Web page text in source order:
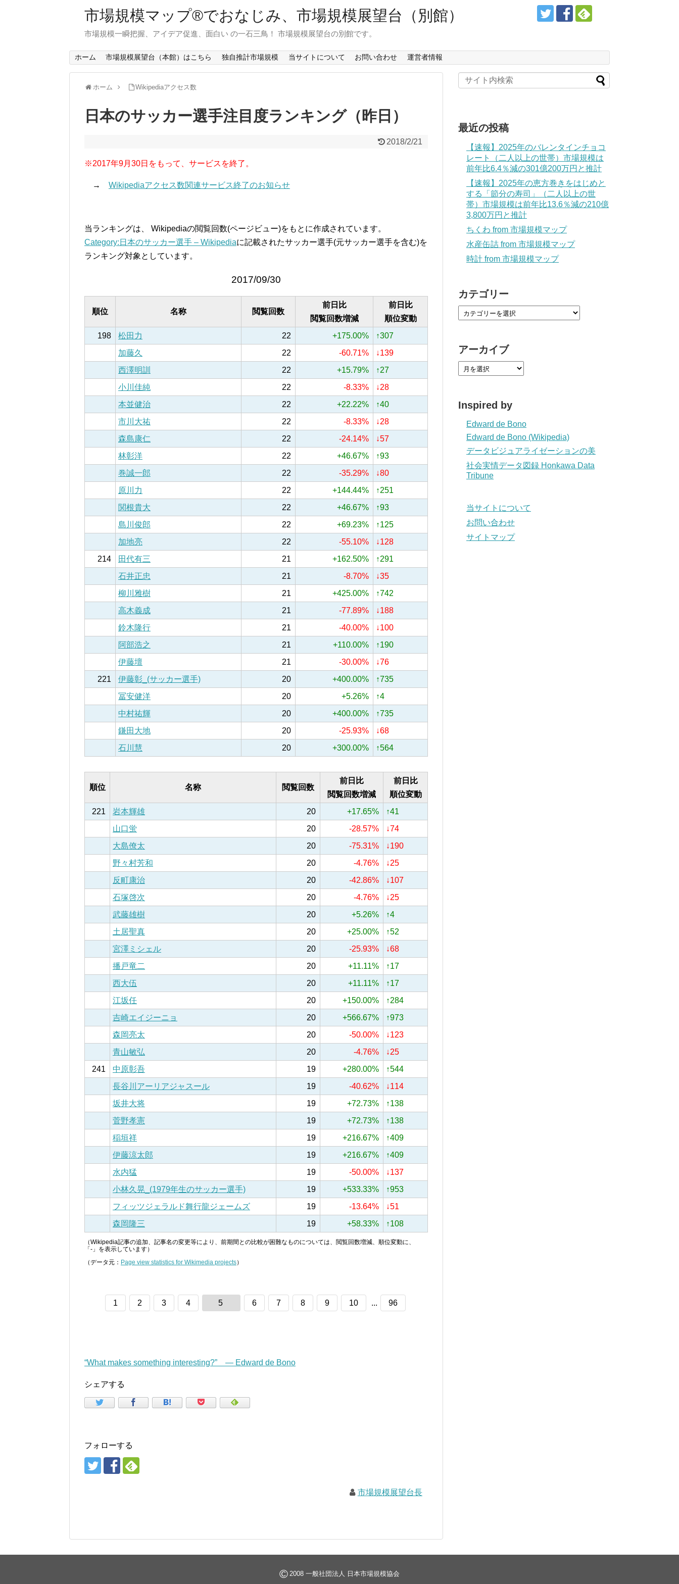
市場規模マップ®でおなじみ、市場規模展望台（別館）
市場規模一瞬把握、アイデア促進、面白い の一石三鳥！ 市場規模展望台の別館です。
ホーム 市場規模展望台（本館）はこちら 独自推計市場規模 当サイトについて お問い合わせ 運営者情報
ホーム Wikipediaアクセス数
日本のサッカー選手注目度ランキング（昨日）
2018/2/21
※2017年9月30日をもって、サービスを終了。
→ Wikipediaアクセス数関連サービス終了のお知らせ
当ランキングは、 Wikipediaの閲覧回数(ページビュー)をもとに作成されています。
Category:日本のサッカー選手 – Wikipediaに記載されたサッカー選手(元サッカー選手を含む)を
ランキング対象としています。
2017/09/30
順位 名称 閲覧回数
前日比
閲覧回数増減
前日比
順位変動
198
松田力 22 +175.00%
↑307
加藤久
22 -60.71%
↓139
西澤明訓
22 +15.79%
↑27
小川佳純
22 -8.33%
↓28
本並健治
22 +22.22%
↑40
市川大祐
22 -8.33%
↓28
森島康仁
22 -24.14%
↓57
林彰洋
22 +46.67%
↑93
巻誠一郎
22 -35.29%
↓80
原川力
22 +144.44%
↑251
関根貴大
22 +46.67%
↑93
島川俊郎
22 +69.23%
↑125
加地亮
22 -55.10%
↓128
214
田代有三 21 +162.50%
↑291
石井正忠
21 -8.70%
↓35
柳川雅樹
21 +425.00%
↑742
高木義成
21 -77.89%
↓188
鈴木隆行
21 -40.00%
↓100
阿部浩之
21 +110.00%
↑190
伊藤壇
21 -30.00%
↓76
221
伊藤彰_(サッカー選手) 20 +400.00%
↑735
冨安健洋
20 +5.26%
↑4
中村祐輝
20 +400.00%
↑735
鎌田大地
20 -25.93%
↓68
石川慧
20 +300.00% ↑564
順位 名称 閲覧回数
前日比
閲覧回数増減
前日比
順位変動
221
岩本輝雄 20 +17.65%
↑41
山口蛍
20 -28.57%
↓74
大島僚太
20 -75.31%
↓190
野々村芳和
20 -4.76%
↓25
反町康治
20 -42.86%
↓107
石塚啓次
20 -4.76%
↓25
武藤雄樹
20 +5.26%
↑4
土居聖真
20 +25.00%
↑52
宮澤ミシェル
20 -25.93%
↓68
播戸竜二
20 +11.11%
↑17
西大伍
20 +11.11%
↑17
江坂任
20 +150.00%
↑284
吉崎エイジーニョ
20 +566.67%
↑973
森岡亮太
20 -50.00%
↓123
青山敏弘
20 -4.76%
↓25
241
中原彰吾 19 +280.00%
↑544
長谷川アーリアジャスール
19 -40.62%
↓114
坂井大将
19 +72.73%
↑138
菅野孝憲
19 +72.73%
↑138
稲垣祥
19 +216.67%
↑409
伊藤涼太郎
19 +216.67%
↑409
水内猛
19 -50.00%
↓137
小林久晃_(1979年生のサッカー選手)
19 +533.33%
↑953
フィッツジェラルド舞行龍ジェームズ
19 -13.64%
↓51
森岡隆三
19 +58.33% ↑108
（Wikipedia記事の追加、記事名の変更等により、前期間との比較が困難なものについては、閲覧回数増減、順位変動に、
「-」を表示しています）
（データ元： Page view statistics for Wikimedia projects）
1 2 3 4 5 6 7 8 9 10 ... 96
“What makes something interesting?” — Edward de Bono
シェアする
フォローする
市場規模展望台長
最近の投稿
【速報】2025年のバレンタインチョコ
レート（二人以上の世帯）市場規模は
前年比6.4％減の301億200万円と推計
【速報】2025年の恵方巻きをはじめと
する「節分の寿司」（二人以上の世
帯）市場規模は前年比13.6％減の210億
3,800万円と推計
ちくわ from 市場規模マップ
水産缶詰 from 市場規模マップ
時計 from 市場規模マップ
カテゴリー
アーカイブ
Inspired by
Edward de Bono
Edward de Bono (Wikipedia)
データビジュアライゼーションの美
社会実情データ図録 Honkawa Data
Tribune
当サイトについて
お問い合わせ
サイトマップ
© 2008 一般社団法人 日本市場規模協会